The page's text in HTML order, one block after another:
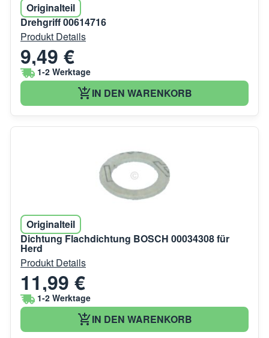
Originalteil
Drehgriff 00614716
Produkt Details
9,49 €
1-2 Werktage
IN DEN WARENKORB
Originalteil
Dichtung Flachdichtung BOSCH 00034308 für
Herd
Produkt Details
11,99 €
1-2 Werktage
IN DEN WARENKORB